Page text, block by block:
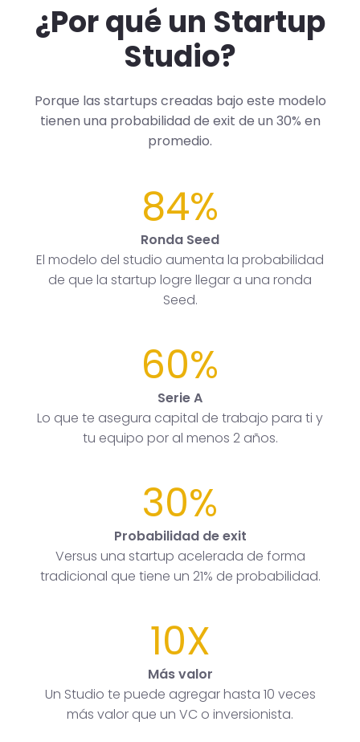
¿Por qué un Startup
Studio?
Porque las startups creadas bajo este modelo
tienen una probabilidad de exit de un 30% en
promedio.
84%
Ronda Seed
El modelo del studio aumenta la probabilidad
de que la startup logre llegar a una ronda
Seed.
60%
Serie A
Lo que te asegura capital de trabajo para ti y
tu equipo por al menos 2 años.
30%
Probabilidad de exit
Versus una startup acelerada de forma
tradicional que tiene un 21% de probabilidad.
10X
Más valor
Un Studio te puede agregar hasta 10 veces
más valor que un VC o inversionista.